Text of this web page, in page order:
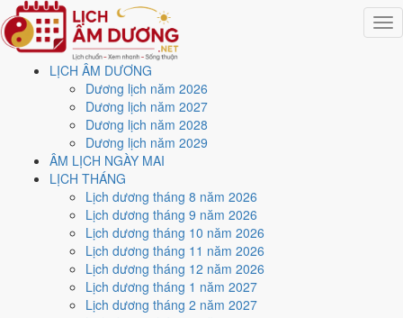
LỊCH ÂM DƯƠNG
Dương lịch năm 2026
Dương lịch năm 2027
Dương lịch năm 2028
Dương lịch năm 2029
ÂM LỊCH NGÀY MAI
LỊCH THÁNG
Lịch dương tháng 8 năm 2026
Lịch dương tháng 9 năm 2026
Lịch dương tháng 10 năm 2026
Lịch dương tháng 11 năm 2026
Lịch dương tháng 12 năm 2026
Lịch dương tháng 1 năm 2027
Lịch dương tháng 2 năm 2027
Trang chủ
Lịch năm 2021
Tháng 12/2021
Ngày 1/12/2021 (Quý Mùi)
Xem ngày1/12/2021
lịch - Ngày 27/10 âm lịch
(Quý Mùi) tốt hay xấu?
Ngày 1/12/2021 dương lịch (Thứ Tư) là ngày 27/10/2021 âm lịch
Quý Mùi- Chi khắc Can, Trực Thành, Sao Bích, nạp âm